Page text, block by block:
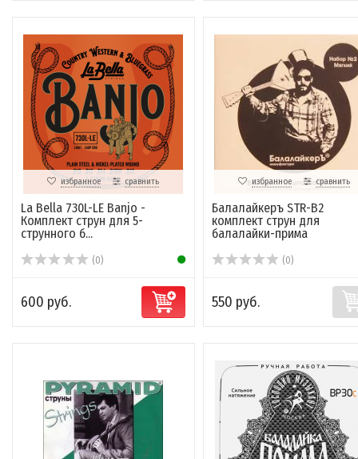
избранное сравнить
La Bella 730L-LE Banjo -
Комплект струн для 5-
струнного б...
(0)
600 руб.
избранное сравнить
Балалайкеръ STR-B2
комплект струн для
балалайки-прима
(0)
550 руб.